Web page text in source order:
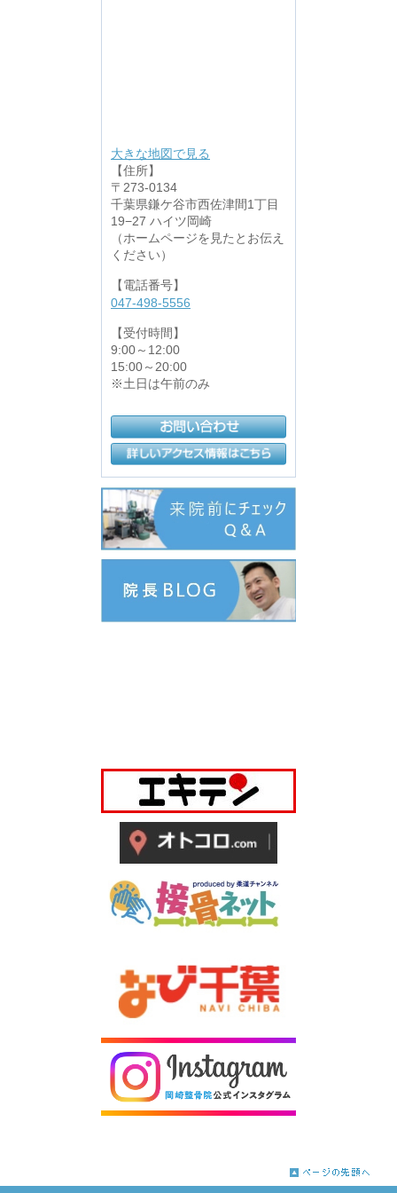
大きな地図で見る
【住所】
〒273-0134
千葉県鎌ケ谷市西佐津間1丁目
19−27 ハイツ岡崎
（ホームページを見たとお伝え
ください）
【電話番号】
047-498-5556
【受付時間】
9:00～12:00
15:00～20:00
※土日は午前のみ